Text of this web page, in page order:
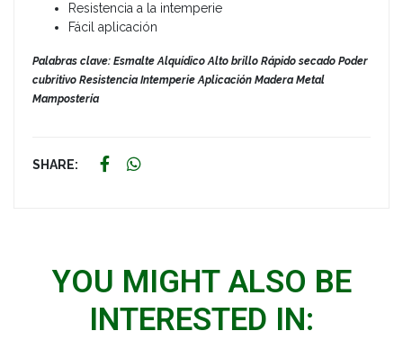
Resistencia a la intemperie
Fácil aplicación
Palabras clave: Esmalte Alquídico Alto brillo Rápido secado Poder
cubritivo Resistencia Intemperie Aplicación Madera Metal
Mampostería
SHARE:
YOU MIGHT ALSO BE
INTERESTED IN: